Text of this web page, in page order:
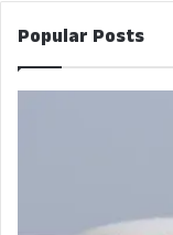
Popular Posts